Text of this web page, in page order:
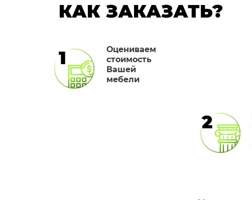
КАК ЗАКАЗАТЬ?
1
Оцениваем
стоимость
Вашей
мебели
2